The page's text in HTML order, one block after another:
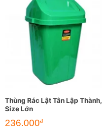
Thùng Rác Lật Tân Lập Thành,
Size Lớn
236.000đ